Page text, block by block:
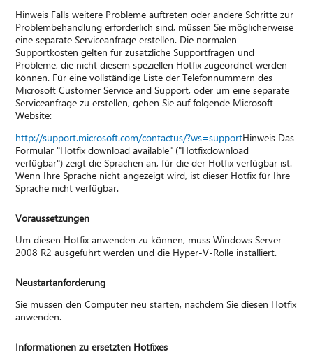
Hinweis Falls weitere Probleme auftreten oder andere Schritte zur
Problembehandlung erforderlich sind, müssen Sie möglicherweise
eine separate Serviceanfrage erstellen. Die normalen
Supportkosten gelten für zusätzliche Supportfragen und
Probleme, die nicht diesem speziellen Hotfix zugeordnet werden
können. Für eine vollständige Liste der Telefonnummern des
Microsoft Customer Service and Support, oder um eine separate
Serviceanfrage zu erstellen, gehen Sie auf folgende Microsoft-
Website:
http://support.microsoft.com/contactus/?ws=supportHinweis Das
Formular "Hotfix download available" ("Hotfixdownload
verfügbar") zeigt die Sprachen an, für die der Hotfix verfügbar ist.
Wenn Ihre Sprache nicht angezeigt wird, ist dieser Hotfix für Ihre
Sprache nicht verfügbar.
Voraussetzungen
Um diesen Hotfix anwenden zu können, muss Windows Server
2008 R2 ausgeführt werden und die Hyper-V-Rolle installiert.
Neustartanforderung
Sie müssen den Computer neu starten, nachdem Sie diesen Hotfix
anwenden.
Informationen zu ersetzten Hotfixes